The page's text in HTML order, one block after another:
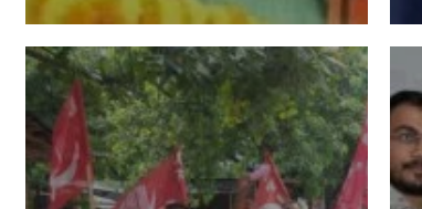
Amit Lekh